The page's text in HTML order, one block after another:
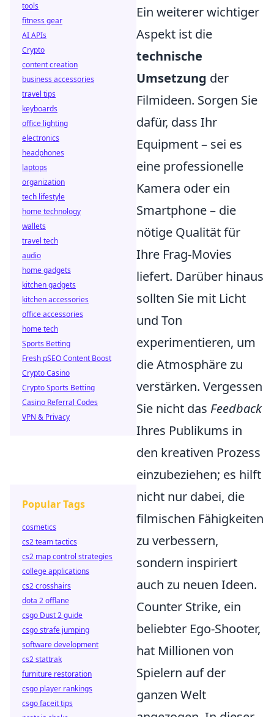
Ein weiterer wichtiger
Aspekt ist die
technische
Umsetzung der
Filmideen. Sorgen Sie
dafür, dass Ihr
Equipment – sei es
eine professionelle
Kamera oder ein
Smartphone – die
nötige Qualität für
Ihre Frag-Movies
liefert. Darüber hinaus
sollten Sie mit Licht
und Ton
experimentieren, um
die Atmosphäre zu
verstärken. Vergessen
Sie nicht das Feedback
Ihres Publikums in
den kreativen Prozess
einzubeziehen; es hilft
nicht nur dabei, die
filmischen Fähigkeiten
zu verbessern,
sondern inspiriert
auch zu neuen Ideen.
Counter Strike, ein
beliebter Ego-Shooter,
hat Millionen von
Spielern auf der
ganzen Welt
tools
fitness gear
AI APIs
Crypto
content creation
business accessories
travel tips
keyboards
office lighting
electronics
headphones
laptops
organization
tech lifestyle
home technology
wallets
travel tech
audio
home gadgets
kitchen gadgets
kitchen accessories
office accessories
home tech
Sports Betting
Fresh pSEO Content Boost
Crypto Casino
Crypto Sports Betting
Casino Referral Codes
VPN & Privacy
Popular Tags
cosmetics
cs2 team tactics
cs2 map control strategies
college applications
cs2 crosshairs
dota 2 offlane
csgo Dust 2 guide
csgo strafe jumping
software development
cs2 stattrak
furniture restoration
csgo player rankings
csgo faceit tips